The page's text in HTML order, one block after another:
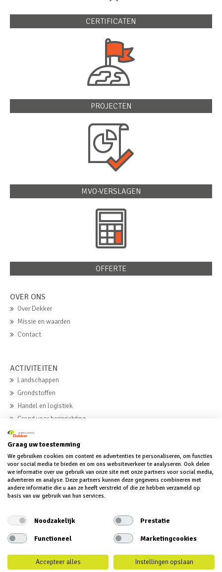
CERTIFICATEN
PROJECTEN
MVO-VERSLAGEN
OFFERTE
OVER ONS
Over Dekker
Missie en waarden
Contact
ACTIVITEITEN
Landschappen
Grondstoffen
Handel en logistiek
Grond voor herinrichting
Beton
MVO
MVO
MVO-verklaring
© 2018 Dekker groep BV | Alle rechten voorbehouden | Disclaimer |
Graag uw toestemming
We gebruiken cookies om content en advertenties te personaliseren, om functies
voor social media te bieden en om ons websiteverkeer te analyseren. Ook delen
we informatie over uw gebruik van onze site met onze partners voor social media,
adverteren en analyse. Deze partners kunnen deze gegevens combineren met
andere informatie die u aan ze heeft verstrekt of die ze hebben verzameld op
basis van uw gebruik van hun services.
Noodzakelijk Prestatie
Functioneel Marketingcookies
Accepteer alles Instellingen opslaan